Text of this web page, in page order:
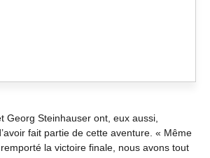
Georg Steinhauser ont, eux aussi,
fait partie de cette aventure. « Même
la victoire finale, nous avons tout